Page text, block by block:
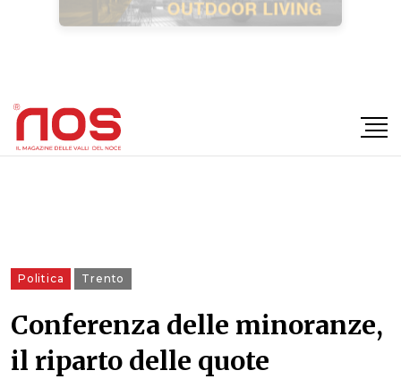
×
Politica Trento
Conferenza delle minoranze,
il riparto delle quote